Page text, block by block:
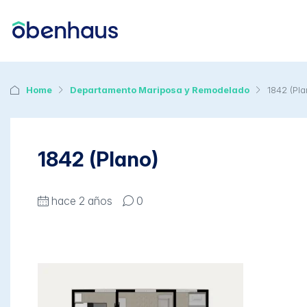
Home Departamento Mariposa y Remodelado 1842
1842 (Plano)
hace 2 años 0